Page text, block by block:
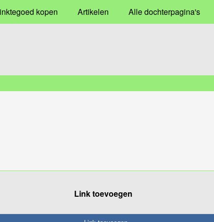
kopen Artikelen Alle dochterpagina's
Link toevoegen